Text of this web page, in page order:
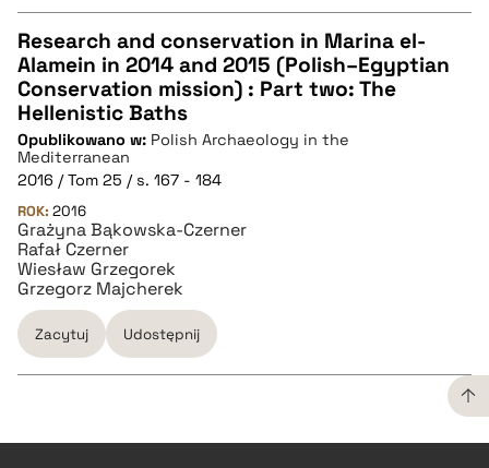
CZYSTY TEKST
pobierz cytat
BIBTEX
pobierz cytat
Research and conservation in Marina el-
Alamein in 2014 and 2015 (Polish–Egyptian
Conservation mission) : Part two: The
Hellenistic Baths
Opublikowano w: Polish Archaeology in the
Mediterranean
2016 / Tom 25 / s. 167 - 184
ROK: 2016
Grażyna Bąkowska-Czerner
Rafał Czerner
Wiesław Grzegorek
Grzegorz Majcherek
Zacytuj Udostępnij
CZYSTY TEKST